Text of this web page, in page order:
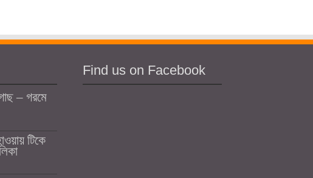
– গরমে
টিকে
Find us on Facebook